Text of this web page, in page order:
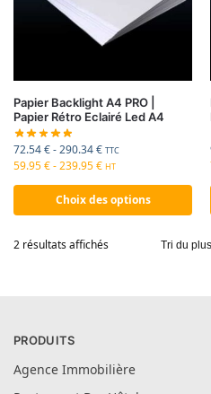
Papier Backlight A4 PRO |
Papier Rétro Eclairé Led A4
72.54€-290.34€ TTC
59.95€-239.95€ HT
Choix des options
2 résultats affichés
PRODUITS
Agence Immobilière